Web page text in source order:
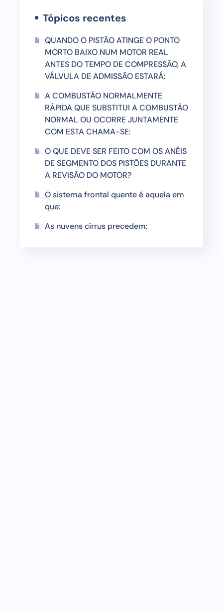
Tópicos recentes
QUANDO O PISTÃO ATINGE O PONTO
MORTO BAIXO NUM MOTOR REAL
ANTES DO TEMPO DE COMPRESSÃO, A
VÁLVULA DE ADMISSÃO ESTARÁ:
A COMBUSTÃO NORMALMENTE
RÁPIDA QUE SUBSTITUI A COMBUSTÃO
NORMAL OU OCORRE JUNTAMENTE
COM ESTA CHAMA-SE:
O QUE DEVE SER FEITO COM OS ANÉIS
DE SEGMENTO DOS PISTÕES DURANTE
A REVISÃO DO MOTOR?
O sistema frontal quente é aquela em
que:
As nuvens cirrus precedem: